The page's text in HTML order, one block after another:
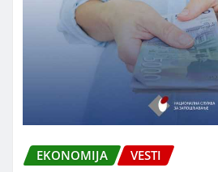
EKONOMIJA VESTI